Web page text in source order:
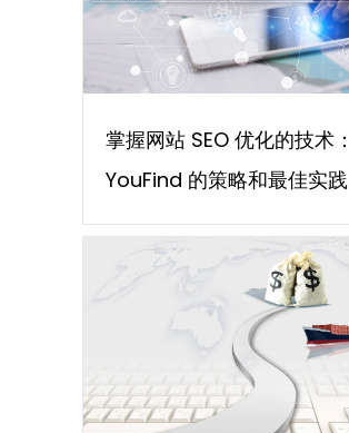
掌握网站 SEO 优化的技术：
YouFind 的策略和最佳实践